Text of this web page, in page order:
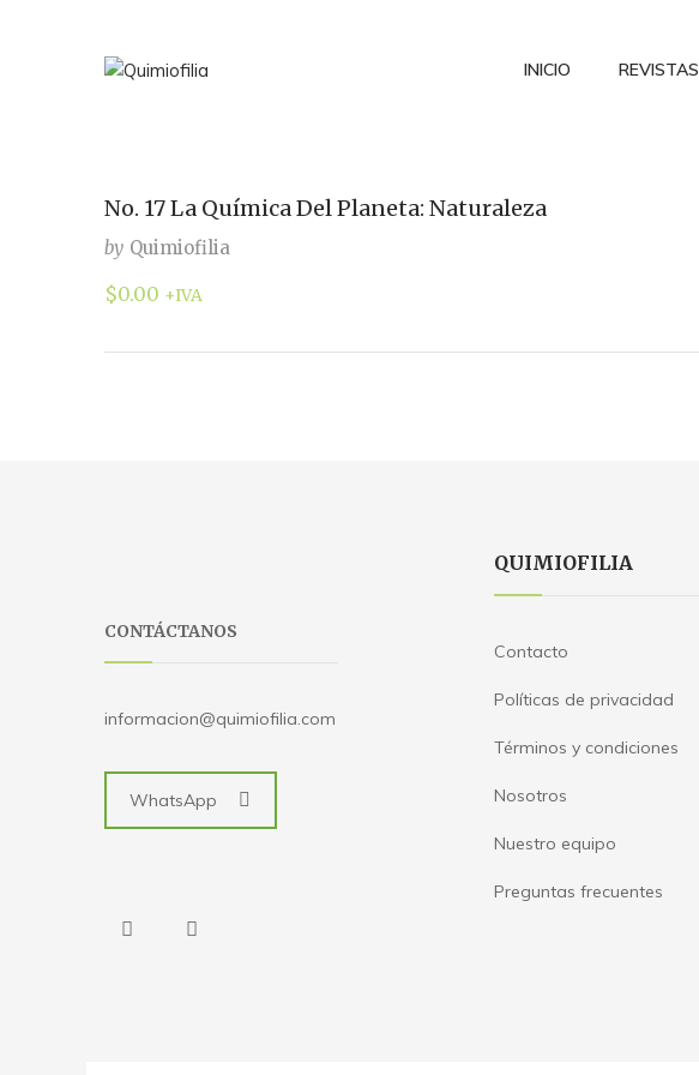
INICIO REVISTAS
No. 17 La Química Del Planeta: Naturaleza
by Quimiofilia
$0.00 +IVA
CONTÁCTANOS
informacion@quimiofilia.com
WhatsApp
QUIMIOFILIA
Contacto
Políticas de privacidad
Términos y condiciones
Nosotros
Nuestro equipo
Preguntas frecuentes